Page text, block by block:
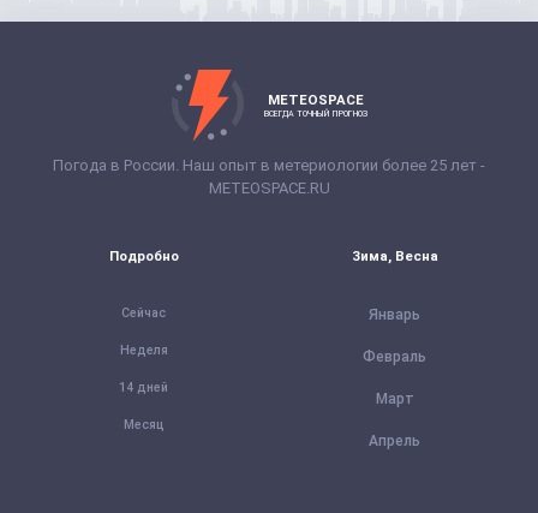
METEOSPACE
ВСЕГДА ТОЧНЫЙ ПРОГНОЗ
Погода в России. Наш опыт в метериологии более 25 лет -
METEOSPACE.RU
Подробно
Сейчас
Неделя
14 дней
Месяц
Зима, Весна
Январь
Февраль
Март
Апрель